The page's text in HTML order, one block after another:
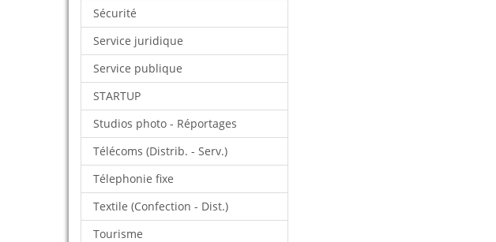
Sécurité
Service juridique
Service publique
STARTUP
Studios photo - Réportages
Télécoms (Distrib. - Serv.)
Télephonie fixe
Textile (Confection - Dist.)
Tourisme